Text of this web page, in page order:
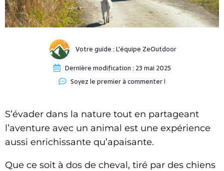
Votre guide :L'équipe ZeOutdoor
Dernière modification : 23 mai 2025
Soyez le premier à commenter !
S’évader dans la nature tout en partageant
l’aventure avec un animal est une expérience
aussi enrichissante qu’apaisante.
Que ce soit à dos de cheval, tiré par des chiens